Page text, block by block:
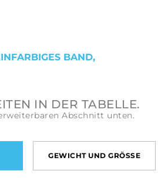
BAND,
IN DER TABELLE.
Abschnitt unten.
GEWICHT UND GRÖSSE